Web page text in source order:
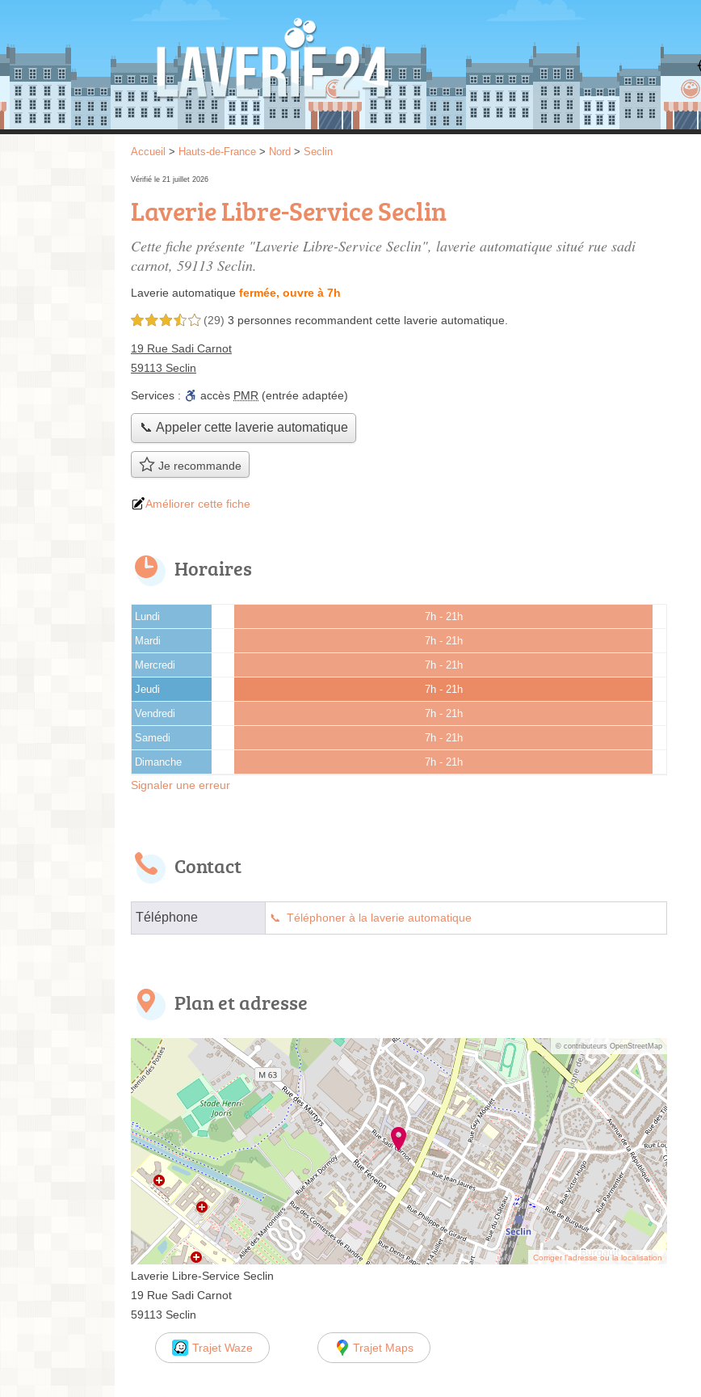
Accueil > Hauts-de-France > Nord > Seclin
Vérifié le 21 juillet 2026
Laverie Libre-Service Seclin
Cette fiche présente "Laverie Libre-Service Seclin", laverie automatique situé rue sadi
carnot, 59113 Seclin.
Laverie automatique fermée, ouvre à 7h
3,5 étoiles sur 5 (29) 3 personnes recommandent cette laverie automatique.
19 Rue Sadi Carnot
59113 Seclin
Services : accès PMR (entrée adaptée)
📞 Appeler cette laverie automatique
Je recommande
Améliorer cette fiche
Horaires
Lundi 7h - 21h
Mardi 7h - 21h
Mercredi 7h - 21h
Jeudi 7h - 21h
Vendredi 7h - 21h
Samedi 7h - 21h
Dimanche 7h - 21h
Signaler une erreur
Contact
Téléphone Téléphoner à la laverie automatique
Plan et adresse
© contributeurs OpenStreetMap
Corriger l’adresse ou la localisation
Laverie Libre-Service Seclin
19 Rue Sadi Carnot
59113 Seclin
Trajet Waze Trajet Maps